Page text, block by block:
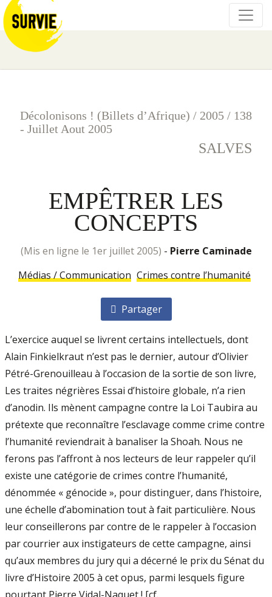
Décolonisons ! (Billets d’Afrique) / 2005 / 138
- Juillet Aout 2005
SALVES
EMPÊTRER LES
CONCEPTS
(mis en ligne le 1er juillet 2005) - Pierre Caminade
Médias / Communication Crimes contre l’humanité
Partager
L’exercice auquel se livrent certains intellectuels, dont
Alain Finkielkraut n’est pas le dernier, autour d’Olivier
Pétré-Grenouilleau à l’occasion de la sortie de son livre,
Les traites négrières Essai d’histoire globale, n’a rien
d’anodin. Ils mènent campagne contre la Loi Taubira au
prétexte que reconnaître l’esclavage comme crime contre
l’humanité reviendrait à banaliser la Shoah. Nous ne
ferons pas l’affront à nos lecteurs de leur rappeler qu’il
existe une catégorie de crimes contre l’humanité,
dénommée « génocide », pour distinguer, dans l’histoire,
une échelle d’abomination tout à fait particulière. Nous
leur conseillerons par contre de le rappeler à l’occasion
par courrier aux instigateurs de cette campagne, ainsi
qu’aux membres du jury qui a décerné le prix du Sénat du
livre d’Histoire 2005 à cet opus, parmi lesquels figure